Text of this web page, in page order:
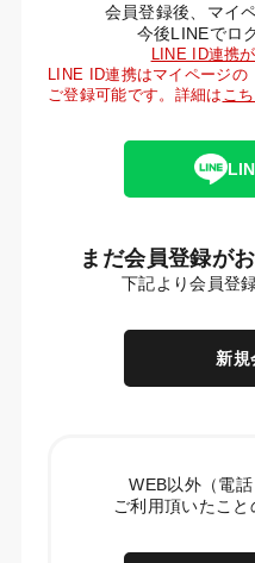
会員登録後、マイ
今後LINEでロ
LINE ID連携
LINE ID連携はマイページの
ご登録可能です。詳細は こ
まだ会員登録が
下記より会員登
新規
WEB以外（電
ご利用頂いたこ